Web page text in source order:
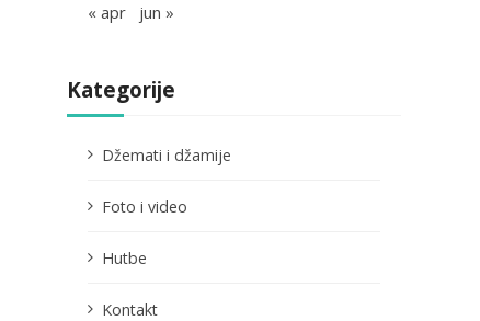
« apr jun »
Kategorije
Džemati i džamije
Foto i video
Hutbe
Kontakt